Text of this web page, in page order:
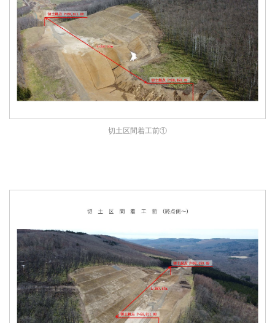
切土区間着工前①